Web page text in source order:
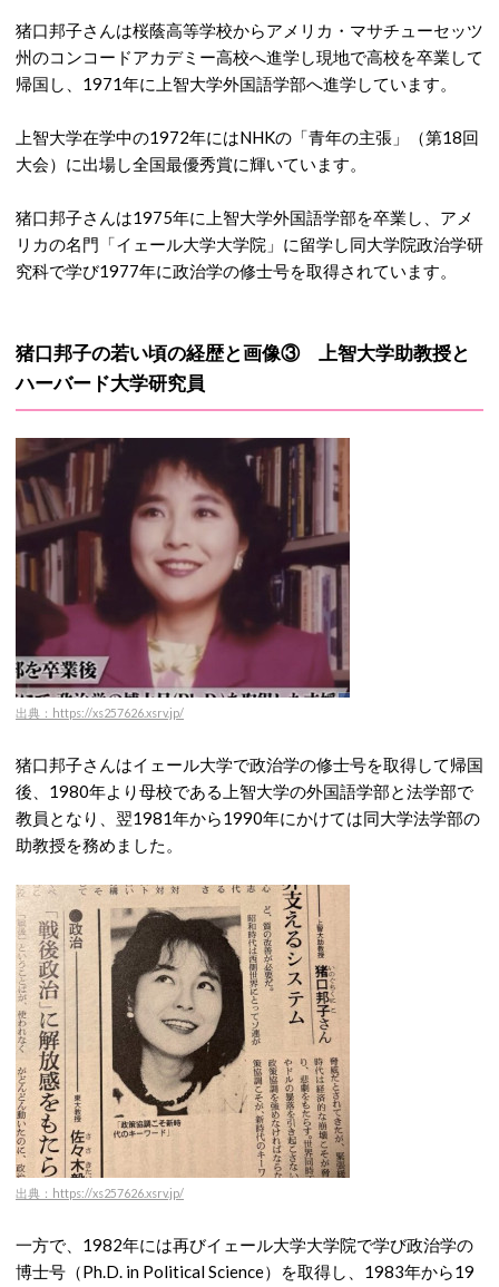
猪口邦子さんは桜蔭高等学校からアメリカ・マサチューセッツ
州のコンコードアカデミー高校へ進学し現地で高校を卒業して
帰国し、1971年に上智大学外国語学部へ進学しています。
上智大学在学中の1972年にはNHKの「青年の主張」（第18回
大会）に出場し全国最優秀賞に輝いています。
猪口邦子さんは1975年に上智大学外国語学部を卒業し、アメ
リカの名門「イェール大学大学院」に留学し同大学院政治学研
究科で学び1977年に政治学の修士号を取得されています。
猪口邦子の若い頃の経歴と画像③ 上智大学助教授と
ハーバード大学研究員
出典：https://xs257626.xsrv.jp/
猪口邦子さんはイェール大学で政治学の修士号を取得して帰国
後、1980年より母校である上智大学の外国語学部と法学部で
教員となり、翌1981年から1990年にかけては同大学法学部の
助教授を務めました。
出典：https://xs257626.xsrv.jp/
一方で、1982年には再びイェール大学大学院で学び政治学の
博士号（Ph.D. in Political Science）を取得し、1983年から19